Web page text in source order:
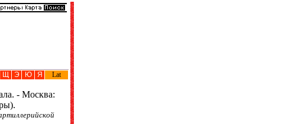
Щ Э Ю Я Lat
- Москва: